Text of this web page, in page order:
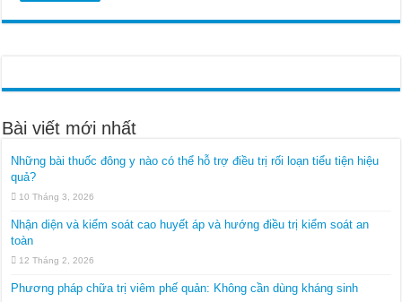
Bài viết mới nhất
Những bài thuốc đông y nào có thể hỗ trợ điều trị rối loạn tiểu tiện hiệu
quả?
10 Tháng 3, 2026
Nhận diện và kiểm soát cao huyết áp và hướng điều trị kiểm soát an
toàn
12 Tháng 2, 2026
Phương pháp chữa trị viêm phế quản: Không cần dùng kháng sinh